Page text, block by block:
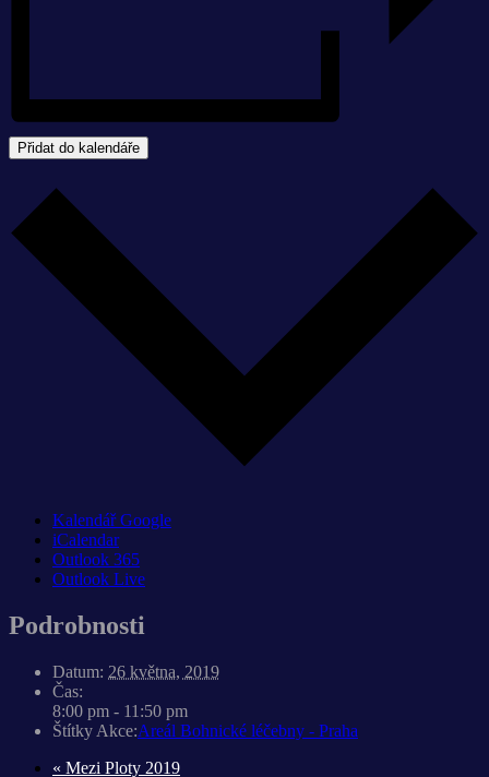
Přidat do kalendáře
Kalendář Google
iCalendar
Outlook 365
Outlook Live
Podrobnosti
Datum: 26 května, 2019
Čas:
8:00 pm - 11:50 pm
Štítky Akce:Areál Bohnické léčebny - Praha
« Mezi Ploty 2019